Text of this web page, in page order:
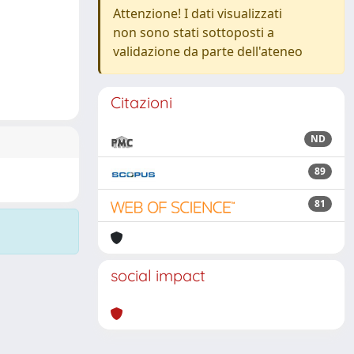
Attenzione! I dati visualizzati
non sono stati sottoposti a
validazione da parte dell'ateneo
Citazioni
ND
89
81
social impact